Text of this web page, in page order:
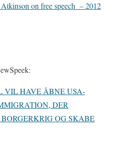
on free speech – 2012
VIL HAVE ÅBNE USA-
DER
OG SKABE